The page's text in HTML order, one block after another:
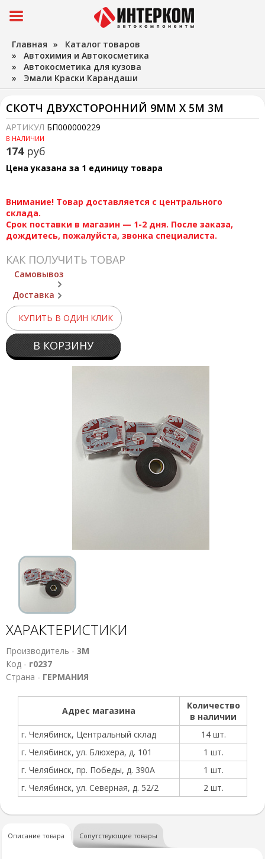
Главная » Каталог товаров
» Автохимия и Автокосметика
» Автокосметика для кузова
» Эмали Краски Карандаши
СКОТЧ ДВУХСТОРОННИЙ 9ММ Х 5М 3М
АРТИКУЛ БП000000229
В НАЛИЧИИ
174 руб
Цена указана за 1 единицу товара
Внимание! Товар доставляется с центрального
склада.
Срок поставки в магазин — 1-2 дня. После заказа,
дождитесь, пожалуйста, звонка специалиста.
КАК ПОЛУЧИТЬ ТОВАР
Самовывоз
Доставка
КУПИТЬ В ОДИН КЛИК
В КОРЗИНУ
ХАРАКТЕРИСТИКИ
Производитель - 3M
Код - г0237
Страна - ГЕРМАНИЯ
Адрес магазина
Количество
в наличии
г. Челябинск, Центральный склад
14 шт.
г. Челябинск, ул. Блюхера, д. 101
1 шт.
г. Челябинск, пр. Победы, д. 390А
1 шт.
г. Челябинск, ул. Северная, д. 52/2
2 шт.
Описание товара Сопутствующие товары